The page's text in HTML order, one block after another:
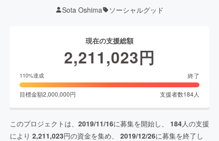
Sota Oshima ソーシャルグッド
現在の支援総額
2,211,023円
110%達成 終了
目標金額2,000,000円 支援者数184人
このプロジェクトは、 2019/11/16に募集を開始し、 184人の支援
により 2,211,023円の資金を集め、 2019/12/26に募集を終了し